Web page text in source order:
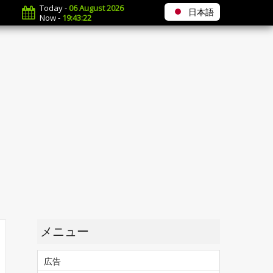
Today -06 August 2026
Now - 19:43:23 日本語
メニュー
広告